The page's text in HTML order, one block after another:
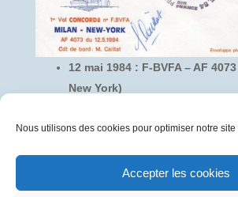
Nous utilisons des cookies pour optimiser notre
Accepter les cookies
12 mai 1984 : F-BVFA – AF
New York)
Pli signé par :
Pli transporté à bord du F-BVFA